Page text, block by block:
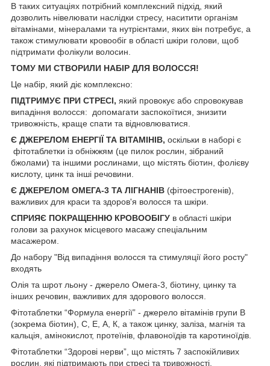
В таких ситуаціях потрібний комплексний підхід, який
дозволить нівелювати наслідки стресу, наситити організм
вітамінами, мінералами та нутрієнтами, яких він потребує, а
також стимулювати кровообіг в області шкіри голови, щоб
підтримати фолікули волосин.
ТОМУ МИ СТВОРИЛИ НАБІР ДЛЯ ВОЛОССЯ!
Це набір, який діє комплексно:
ПІДТРИМУЄ ПРИ СТРЕСІ, який провокує або спровокував
випадіння волосся: допомагати заспокоїтися, знизити
тривожність, краще спати та відновлюватися.
Є ДЖЕРЕЛОМ ЕНЕРГІЇ ТА ВІТАМІНІВ, оскільки в наборі є
фітотаблетки із обніжжям (це пилок рослин, зібраний
бжолами) та іншими рослинами, що містять біотин, фолієву
кислоту, цинк та інші речовини.
Є ДЖЕРЕЛОМ ОМЕГА-3 ТА ЛІГНАНІВ (фітоестрогенів),
важливих для краси та здоров'я волосся та шкіри.
СПРИЯЄ ПОКРАЩЕННЮ КРОВООБІГУ в області шкіри
голови за рахунок місцевого масажу спеціальним
масажером.
До набору "Від випадіння волосся та стимуляції його росту"
входять
Олія та шрот льону - джерело Омега-3, біотину, цинку та
інших речовин, важливих для здорового волосся.
Фітотаблетки “Формула енергії” - джерело вітамінів групи В
(зокрема біотин), С, Е, А, К, а також цинку, заліза, магнія та
кальція, амінокислот, протеїнів, флавоноїдів та каротиноїдів.
Фітотаблетки “Здорові нерви”, що містять 7 заспокійливих
рослин, які підтримають при стресі та тривожності.